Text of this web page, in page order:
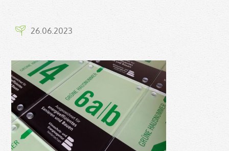
26.06.2023